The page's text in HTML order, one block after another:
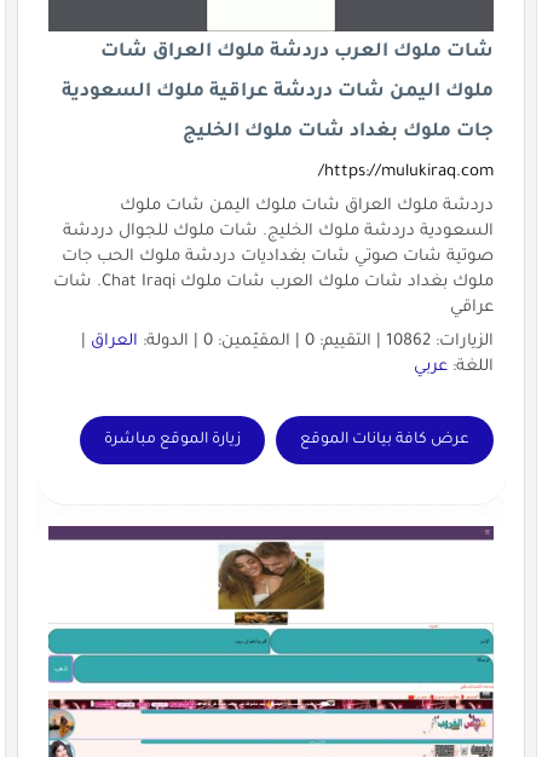
شات ملوك العرب دردشة ملوك العراق شات
ملوك اليمن شات دردشة عراقية ملوك السعودية
جات ملوك بغداد شات ملوك الخليج
https://mulukiraq.com/
دردشة ملوك العراق شات ملوك اليمن شات ملوك
السعودية دردشة ملوك الخليج. شات ملوك للجوال دردشة
صوتية شات صوتي شات بغداديات دردشة ملوك الحب جات
ملوك بغداد شات ملوك العرب شات ملوك Chat Iraqi. شات
عراقي
الزيارات: 10862 | التقييم: 0 | المقيّمين: 0 | الدولة:
العراق|
اللغة: عربي
عرض كافة بيانات الموقع زيارة الموقع مباشرة